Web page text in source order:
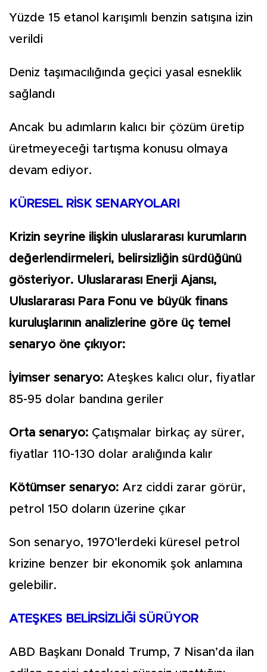
Yüzde 15 etanol karışımlı benzin satışına izin
verildi
Deniz taşımacılığında geçici yasal esneklik
sağlandı
Ancak bu adımların kalıcı bir çözüm üretip
üretmeyeceği tartışma konusu olmaya
devam ediyor.
KÜRESEL RİSK SENARYOLARI
Krizin seyrine ilişkin uluslararası kurumların
değerlendirmeleri, belirsizliğin sürdüğünü
gösteriyor. Uluslararası Enerji Ajansı,
Uluslararası Para Fonu ve büyük finans
kuruluşlarının analizlerine göre üç temel
senaryo öne çıkıyor:
İyimser senaryo: Ateşkes kalıcı olur, fiyatlar
85-95 dolar bandına geriler
Orta senaryo: Çatışmalar birkaç ay sürer,
fiyatlar 110-130 dolar aralığında kalır
Kötümser senaryo: Arz ciddi zarar görür,
petrol 150 doların üzerine çıkar
Son senaryo, 1970’lerdeki küresel petrol
krizine benzer bir ekonomik şok anlamına
gelebilir.
ATEŞKES BELİRSİZLİĞİ SÜRÜYOR
ABD Başkanı Donald Trump, 7 Nisan’da ilan